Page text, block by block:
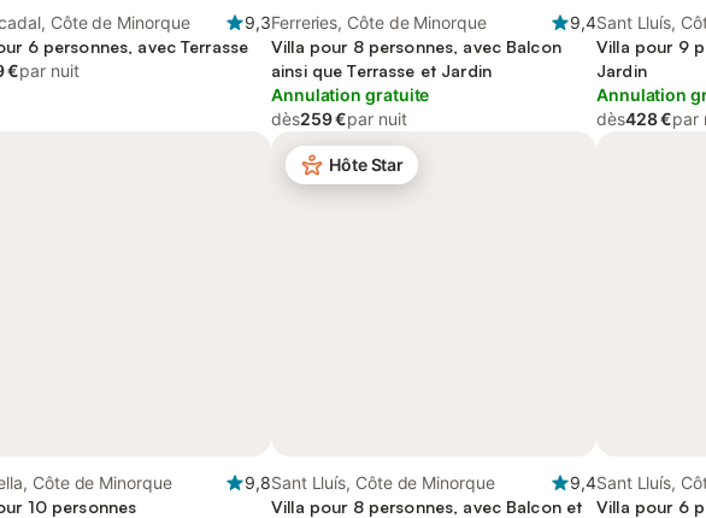
Côte de Minorque
9,3
6 personnes, avec Terrasse
€par nuit
Ferreries, Côte de Minorque
9,4
Villa pour 8 personnes, avec Balcon
ainsi que Terrasse et Jardin
Annulation gratuite
dès259 €par nuit
Sant Lluís,
Villa pour 9
Jardin
Annulation
dès428 €par
Côte de Minorque
9,8
10 personnes
Hôte Star
Sant Lluís, Côte de Minorque
9,4
Villa pour 8 personnes, avec Balcon et
Sant Lluís,
Villa pour 6